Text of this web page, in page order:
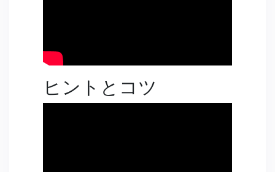
ヒントとコツ